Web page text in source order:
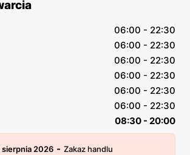
06:00 - 22:30
06:00 - 22:30
06:00 - 22:30
06:00 - 22:30
06:00 - 22:30
06:00 - 22:30
08:30 - 20:00
sierpnia 2026 - Zakaz handlu